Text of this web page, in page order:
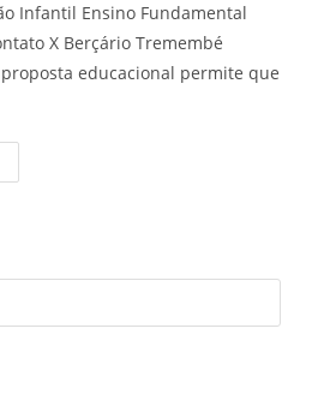
Infantil Ensino Fundamental
X Berçário Tremembé
educacional permite que
a